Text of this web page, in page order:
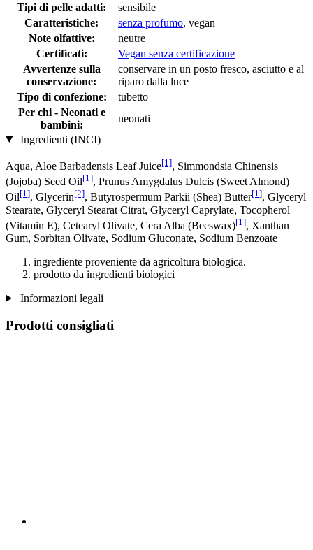
Tipi di pelle adatti:
sensibile
Caratteristiche:
senza profumo, vegan
Note olfattive:
neutre
Certificati:
Vegan senza certificazione
Avvertenze sulla
conservazione:
conservare in un posto fresco, asciutto e al
riparo dalla luce
Tipo di confezione:
tubetto
Per chi - Neonati e
bambini:
neonati
Ingredienti (INCI)
Aqua, Aloe Barbadensis Leaf Juice[1], Simmondsia Chinensis
(Jojoba) Seed Oil[1], Prunus Amygdalus Dulcis (Sweet Almond)
Oil[1], Glycerin[2], Butyrospermum Parkii (Shea) Butter[1], Glyceryl
Stearate, Glyceryl Stearat Citrat, Glyceryl Caprylate, Tocopherol
(Vitamin E), Cetearyl Olivate, Cera Alba (Beeswax)[1], Xanthan
Gum, Sorbitan Olivate, Sodium Gluconate, Sodium Benzoate
ingrediente proveniente da agricoltura biologica.
prodotto da ingredienti biologici
Informazioni legali
Prodotti consigliati